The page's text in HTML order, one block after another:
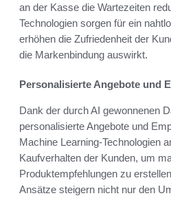
an der Kasse die Wartezeiten
Technologien sorgen für ein
erhöhen die Zufriedenheit der
die Markenbindung auswirkt.
Personalisierte Angebote und
Dank der durch AI gewonnenen
personalisierte Angebote und
Machine Learning-Technologien
Kaufverhalten der Kunden, um
Produktempfehlungen zu
Ansätze steigern nicht nur den